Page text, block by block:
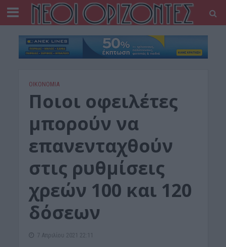
ΟΙΚΟΝΟΜΙΑ
Ποιοι οφειλέτες
μπορούν να
επανενταχθούν
στις ρυθμίσεις
χρεών 100 και 120
δόσεων
7 Απριλίου 2021 22:11